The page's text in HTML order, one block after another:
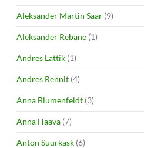
Aleksander Martin Saar (9)
Aleksander Rebane (1)
Andres Lattik (1)
Andres Rennit (4)
Anna Blumenfeldt (3)
Anna Haava (7)
Anton Suurkask (6)